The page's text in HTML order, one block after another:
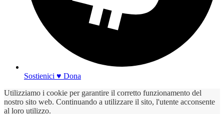
Sostienici ♥ Dona
Utilizziamo i cookie per garantire il corretto funzionamento del
nostro sito web. Continuando a utilizzare il sito, l'utente acconsente
al loro utilizzo.